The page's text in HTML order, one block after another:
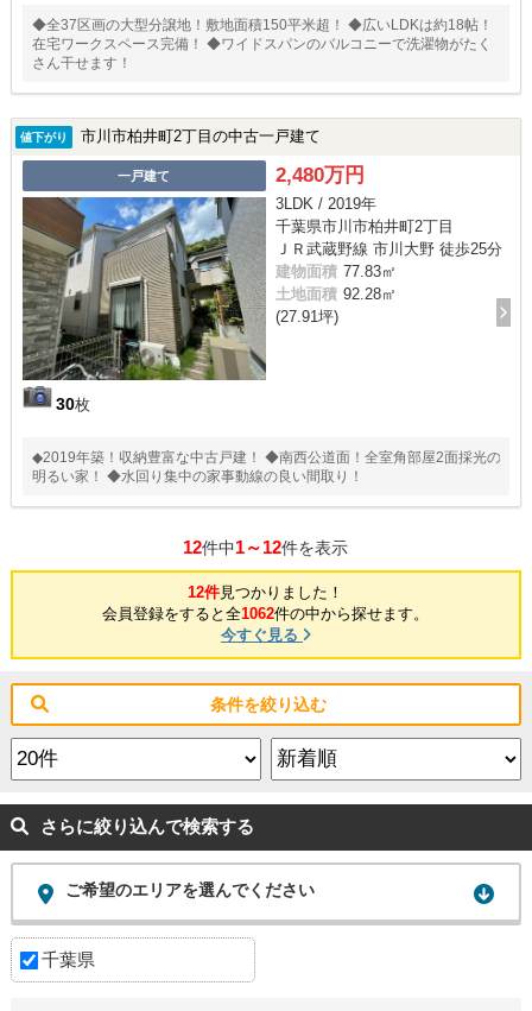
◆全37区画の大型分譲地！敷地面積150平米超！ ◆広いLDKは約18帖！
在宅ワークスペース完備！ ◆ワイドスパンのバルコニーで洗濯物がたく
さん干せます！
値下がり 市川市柏井町2丁目の中古一戸建て
一戸建て
30枚
2,480万円
3LDK / 2019年
千葉県市川市柏井町2丁目
ＪＲ武蔵野線 市川大野 徒歩25分
建物面積 77.83㎡
土地面積 92.28㎡
(27.91坪)
◆2019年築！収納豊富な中古戸建！ ◆南西公道面！全室角部屋2面採光の
明るい家！ ◆水回り集中の家事動線の良い間取り！
12件中1～12件を表示
12件見つかりました！
会員登録をすると全1062件の中から探せます。
今すぐ見る
条件を絞り込む
さらに絞り込んで検索する
ご希望のエリアを選んでください
千葉県